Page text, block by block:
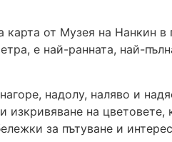
от Музея на Нанкин в
е най-ранната, най-
надолу, наляво и
на цветовете,
за пътуване и